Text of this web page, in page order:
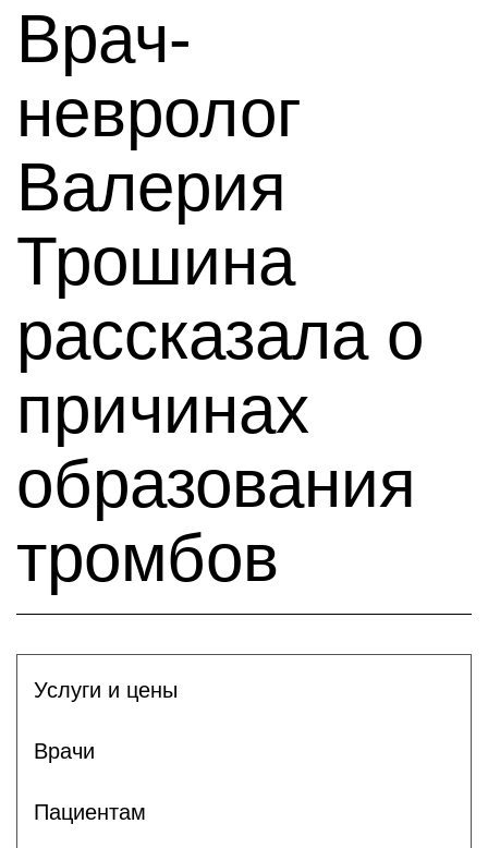
Врач-
невролог
Валерия
Трошина
рассказала о
причинах
образования
тромбов
Услуги и цены
Врачи
Пациентам